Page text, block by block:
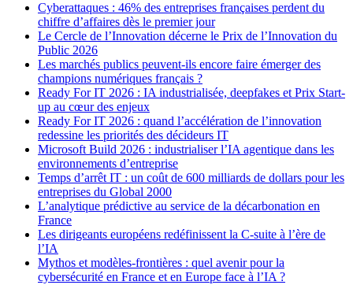
Cyberattaques : 46% des entreprises françaises perdent du
chiffre d’affaires dès le premier jour
Le Cercle de l’Innovation décerne le Prix de l’Innovation du
Public 2026
Les marchés publics peuvent-ils encore faire émerger des
champions numériques français ?
Ready For IT 2026 : IA industrialisée, deepfakes et Prix Start-
up au cœur des enjeux
Ready For IT 2026 : quand l’accélération de l’innovation
redessine les priorités des décideurs IT
Microsoft Build 2026 : industrialiser l’IA agentique dans les
environnements d’entreprise
Temps d’arrêt IT : un coût de 600 milliards de dollars pour les
entreprises du Global 2000
L’analytique prédictive au service de la décarbonation en
France
Les dirigeants européens redéfinissent la C-suite à l’ère de
l’IA
Mythos et modèles-frontières : quel avenir pour la
cybersécurité en France et en Europe face à l’IA ?